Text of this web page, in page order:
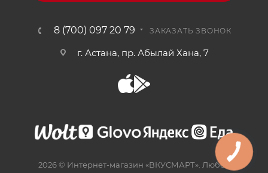
8 (700) 097 20 79 ЗАКАЗАТЬ ЗВОНОК
г. Астана, пр. Абылай Хана, 7
2026 © Интернет-магазин «ВКУСМАРТ». Любое